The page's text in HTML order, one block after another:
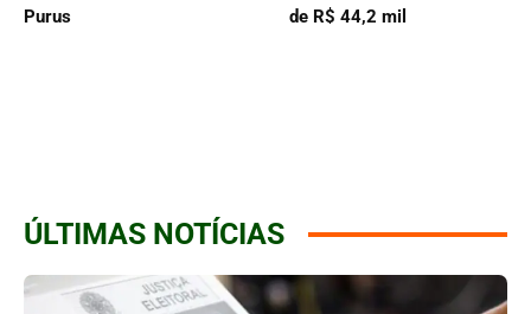
Purus
de R$ 44,2 mil
ÚLTIMAS NOTÍCIAS